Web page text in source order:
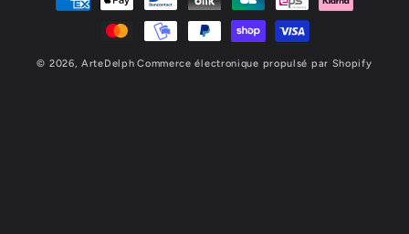
© 2026,ArteDelph Commerce électronique propulsé par Shopify